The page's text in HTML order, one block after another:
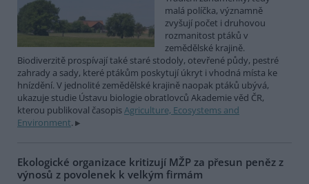
malá políčka, významně
zvyšují počet i druhovou
rozmanitost ptáků v
zemědělské krajině.
Biodiverzitě prospívají také staré stodoly, otevřené půdy, pestré
zahrady a sady, které ptákům poskytují úkryt i vhodná místa ke
hnízdění. V jednolité zemědělské krajině naopak ptáků ubývá,
ukazuje studie Ústavu biologie obratlovců Akademie věd ČR,
kterou publikoval časopisAgriculture, Ecosystems and
Environment.
Ekologické organizace kritizují MŽP za přesun peněz z
výnosů z povolenek k velkým firmám